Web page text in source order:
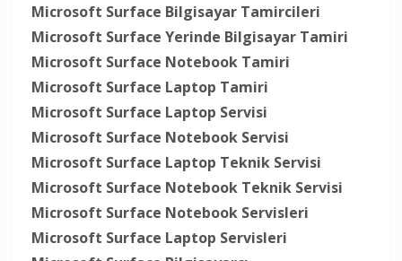
Microsoft Surface Bilgisayar Tamircileri
Microsoft Surface Yerinde Bilgisayar Tamiri
Microsoft Surface Notebook Tamiri
Microsoft Surface Laptop Tamiri
Microsoft Surface Laptop Servisi
Microsoft Surface Notebook Servisi
Microsoft Surface Laptop Teknik Servisi
Microsoft Surface Notebook Teknik Servisi
Microsoft Surface Notebook Servisleri
Microsoft Surface Laptop Servisleri